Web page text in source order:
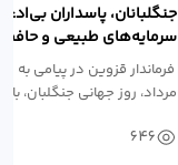
جنگلبانان، پاسداران
سرمایه‌های طبیعی و
سرزمین هستند
مرداد، روز جهانی جنگلبان، با...
646